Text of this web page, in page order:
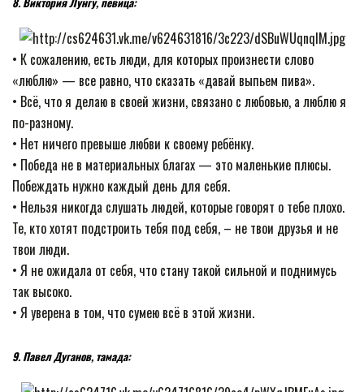
• К сожалению, есть люди, для которых произнести слово
«люблю» — все равно, что сказать «давай выпьем пива».
• Всё, что я делаю в своей жизни, связано с любовью, а люблю я
по-разному.
• Нет ничего превыше любви к своему ребёнку.
• Победа не в материальных благах — это маленькие плюсы.
Побеждать нужно каждый день для себя.
• Нельзя никогда слушать людей, которые говорят о тебе плохо.
Те, кто хотят подстроить тебя под себя, – не твои друзья и не
твои люди.
• Я не ожидала от себя, что стану такой сильной и поднимусь
так высоко.
• Я уверена в том, что сумею всё в этой жизни.
9. Павел Дуганов, тамада: